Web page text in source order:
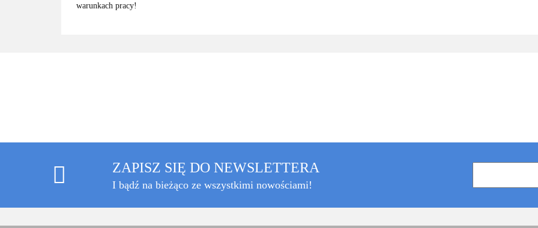
warunkach pracy!
ZAPISZ SIĘ DO NEWSLETTERA
I bądź na bieżąco ze wszystkimi nowościami!